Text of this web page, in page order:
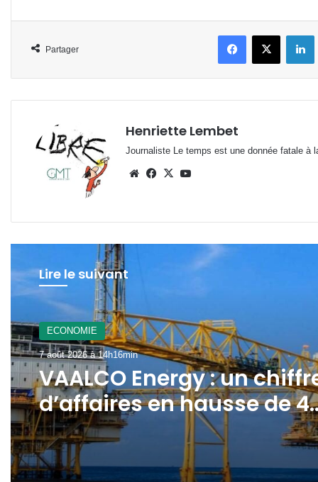
Partager
FacebookX
Henriette Lembet
Journaliste Le temps est une donnée fatale à
WebsiteFacebook
X
Lire le suivant
A La Une
7 août 2026 à 12h21min
Gabon : le gouvernement
mobilisé pour la
concrétisation du
mégaprojet de Fer de